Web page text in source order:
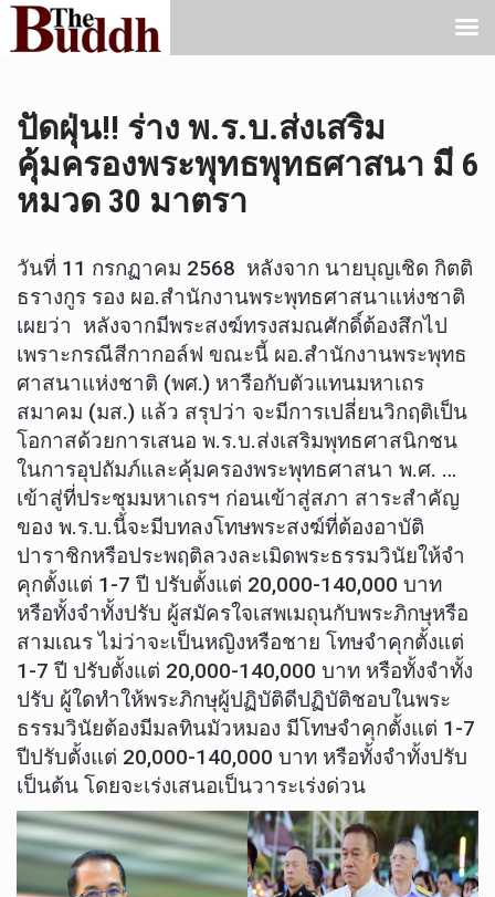
ปัดฝุ่น!! ร่าง พ.ร.บ.ส่งเสริม
คุ้มครองพระพุทธพุทธศาสนา มี 6
หมวด 30 มาตรา
วันที่ 11 กรกฏาคม 2568 หลังจาก นายบุญเชิด กิตติ
ธรางกูร รอง ผอ.สำนักงานพระพุทธศาสนาแห่งชาติ
เผยว่า หลังจากมีพระสงฆ์ทรงสมณศักดิ์ต้องสึกไป
เพราะกรณีสีกากอล์ฟ ขณะนี้ ผอ.สำนักงานพระพุทธ
ศาสนาแห่งชาติ (พศ.) หารือกับตัวแทนมหาเถร
สมาคม (มส.) แล้ว สรุปว่า จะมีการเปลี่ยนวิกฤติเป็น
โอกาสด้วยการเสนอ พ.ร.บ.ส่งเสริมพุทธศาสนิกชน
ในการอุปถัมภ์และคุ้มครองพระพุทธศาสนา พ.ศ. …
เข้าสู่ที่ประชุมมหาเถรฯ ก่อนเข้าสู่สภา สาระสำคัญ
ของ พ.ร.บ.นี้จะมีบทลงโทษพระสงฆ์ที่ต้องอาบัติ
ปาราชิกหรือประพฤติลวงละเมิดพระธรรมวินัยให้จำ
คุกตั้งแต่ 1-7 ปี ปรับตั้งแต่ 20,000-140,000 บาท
หรือทั้งจำทั้งปรับ ผู้สมัครใจเสพเมถุนกับพระภิกษุหรือ
สามเณร ไม่ว่าจะเป็นหญิงหรือชาย โทษจำคุกตั้งแต่
1-7 ปี ปรับตั้งแต่ 20,000-140,000 บาท หรือทั้งจำทั้ง
ปรับ ผู้ใดทำให้พระภิกษุผู้ปฏิบัติดีปฏิบัติชอบในพระ
ธรรมวินัยต้องมีมลทินมัวหมอง มีโทษจำคุกตั้งแต่ 1-7
ปีปรับตั้งแต่ 20,000-140,000 บาท หรือทั้งจำทั้งปรับ
เป็นต้น โดยจะเร่งเสนอเป็นวาระเร่งด่วน